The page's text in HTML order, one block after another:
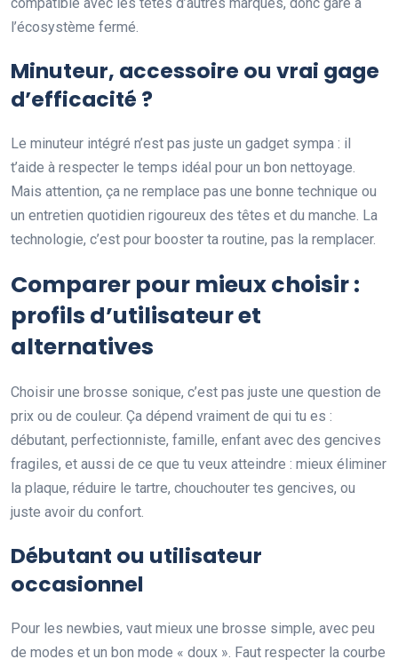
compatible avec les têtes d’autres marques, donc gare à
l’écosystème fermé.
Minuteur, accessoire ou vrai gage
d’efficacité ?
Le minuteur intégré n’est pas juste un gadget sympa : il
t’aide à respecter le temps idéal pour un bon nettoyage.
Mais attention, ça ne remplace pas une bonne technique ou
un entretien quotidien rigoureux des têtes et du manche. La
technologie, c’est pour booster ta routine, pas la remplacer.
Comparer pour mieux choisir :
profils d’utilisateur et
alternatives
Choisir une brosse sonique, c’est pas juste une question de
prix ou de couleur. Ça dépend vraiment de qui tu es :
débutant, perfectionniste, famille, enfant avec des gencives
fragiles, et aussi de ce que tu veux atteindre : mieux éliminer
la plaque, réduire le tartre, chouchouter tes gencives, ou
juste avoir du confort.
Débutant ou utilisateur
occasionnel
Pour les newbies, vaut mieux une brosse simple, avec peu
de modes et un bon mode « doux ». Faut respecter la courbe